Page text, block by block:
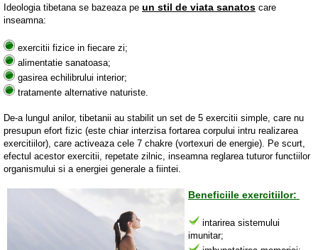
Ideologia tibetana se bazeaza pe un stil de viata sanatos care
inseamna:
exercitii fizice in fiecare zi;
alimentatie sanatoasa;
gasirea echilibrului interior;
tratamente alternative naturiste.
De-a lungul anilor, tibetanii au stabilit un set de 5 exercitii simple, care nu
presupun efort fizic (este chiar interzisa fortarea corpului intru realizarea
exercitiilor), care activeaza cele 7 chakre (vortexuri de energie). Pe scurt,
efectul acestor exercitii, repetate zilnic, inseamna reglarea tuturor functiilor
organismului si a energiei generale a fiintei.
Beneficiile exercitiilor:
intarirea sistemului
imunitar;